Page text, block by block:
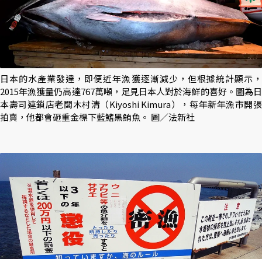
日本的水產業發達，即便近年漁獲逐漸減少，但根據統計顯示，
2015年漁獲量仍高達767萬噸，足見日本人對於海鮮的喜好。圖為日
本壽司連鎖店老闆木村清（Kiyoshi Kimura），每年新年漁市開張
拍賣，他都會砸重金標下藍鰭黑鮪魚。 圖／法新社